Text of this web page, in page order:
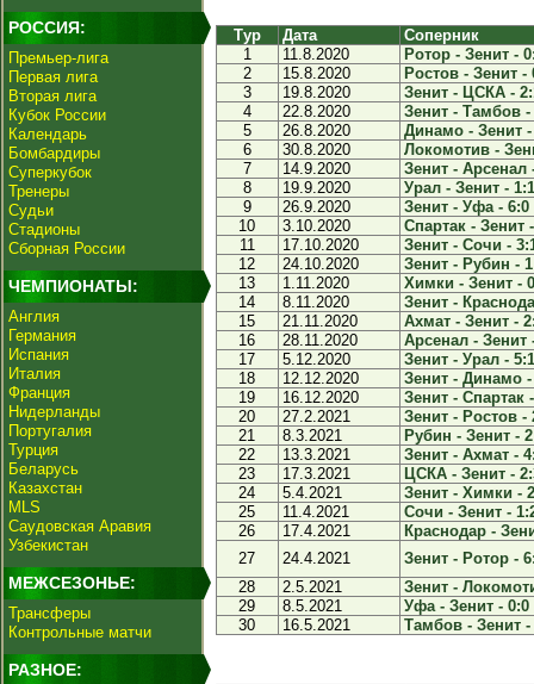
РОССИЯ:
Премьер-лига
Первая лига
Вторая лига
Кубок России
Календарь
Бомбардиры
Суперкубок
Тренеры
Судьи
Стадионы
Сборная России
ЧЕМПИОНАТЫ:
Англия
Германия
Испания
Италия
Франция
Нидерланды
Португалия
Турция
Беларусь
Казахстан
MLS
Саудовская Аравия
Узбекистан
МЕЖСЕЗОНЬЕ:
Трансферы
Контрольные матчи
РАЗНОЕ:
Тур Дата
Соперник
1
11.8.2020
Ротор - Зенит -
2
15.8.2020
Ростов - Зенит -
3
19.8.2020
Зенит - ЦСКА -
4
22.8.2020
Зенит - Тамбов -
5
26.8.2020
Динамо - Зенит -
6
30.8.2020
Локомотив -
7
14.9.2020
Зенит - Арсенал
8
19.9.2020
Урал - Зенит - 1:1
9
26.9.2020
Зенит - Уфа - 6:0
10
3.10.2020
Спартак - Зенит
11
17.10.2020
Зенит - Сочи -
12
24.10.2020
Зенит - Рубин -
13
1.11.2020
Химки - Зенит -
14
8.11.2020
Зенит -
15
21.11.2020
Ахмат - Зенит -
16
28.11.2020
Арсенал - Зенит
17
5.12.2020
Зенит - Урал - 5:1
18
12.12.2020
Зенит - Динамо -
19
16.12.2020
Зенит - Спартак
20
27.2.2021
Зенит - Ростов -
21
8.3.2021
Рубин - Зенит -
22
13.3.2021
Зенит - Ахмат -
23
17.3.2021
ЦСКА - Зенит -
24
5.4.2021
Зенит - Химки -
25
11.4.2021
Сочи - Зенит -
26
17.4.2021
Краснодар -
27
24.4.2021
Зенит - Ротор -
28
2.5.2021
Зенит -
29
8.5.2021
Уфа - Зенит - 0:0
30
16.5.2021 Тамбов - Зенит -